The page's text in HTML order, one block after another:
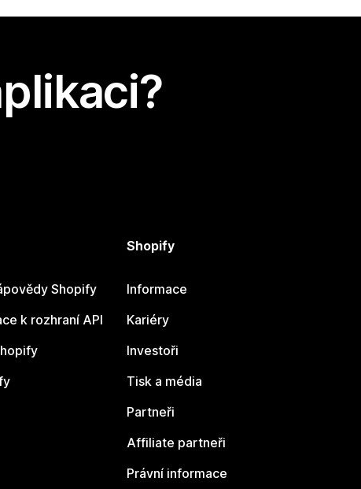
Shopify
k rozhraní API
Shopify
Informace
Kariéry
Investoři
Tisk a média
Partneři
Affiliate partneři
Právní informace